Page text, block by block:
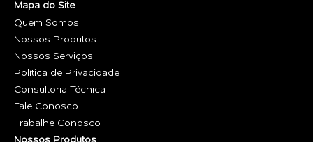
Mapa do Site
Quem Somos
Nossos Produtos
Nossos Serviços
Política de Privacidade
Consultoria Técnica
Fale Conosco
Trabalhe Conosco
Nossos Produtos